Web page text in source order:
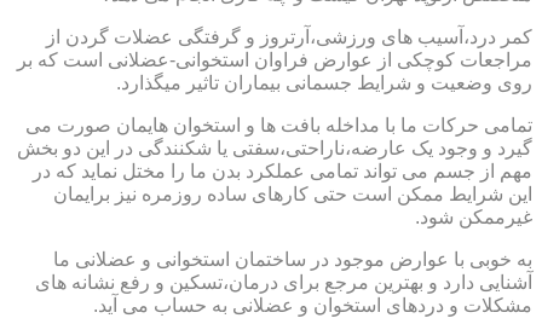
کمر درد،آسیب های ورزشی،آرتروز و گرفتگی عضلات گردن از
مراجعات کوچکی از عوارض فراوان استخوانی-عضلانی است که بر
روی وضعیت و شرایط جسمانی بیماران تاثیر میگذارد.
تمامی حرکات ما با مداخله بافت ها و استخوان هایمان صورت می
گیرد و وجود یک عارضه،ناراحتی،سفتی یا شکنندگی در این دو بخش
مهم از جسم می تواند تمامی عملکرد بدن ما را مختل نماید که در
این شرایط ممکن است حتی کارهای ساده روزمره نیز برایمان
غیرممکن شود.
به خوبی با عوارض موجود در ساختمان استخوانی و عضلانی ما
آشنایی دارد و بهترین مرجع برای درمان،تسکین و رفع نشانه های
مشکلات و دردهای استخوان و عضلانی به حساب می آید.